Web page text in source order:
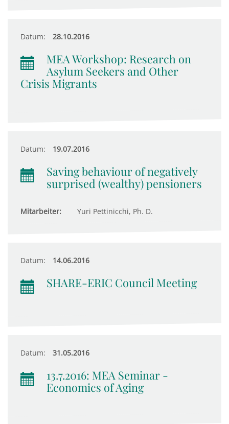
Datum: 28.10.2016
MEA Workshop: Research on
Asylum Seekers and Other
Crisis Migrants
Datum: 19.07.2016
Saving behaviour of negatively
surprised (wealthy) pensioners
Mitarbeiter: Yuri Pettinicchi, Ph. D.
Datum: 14.06.2016
SHARE-ERIC Council Meeting
Datum: 31.05.2016
13.7.2016: MEA Seminar -
Economics of Aging